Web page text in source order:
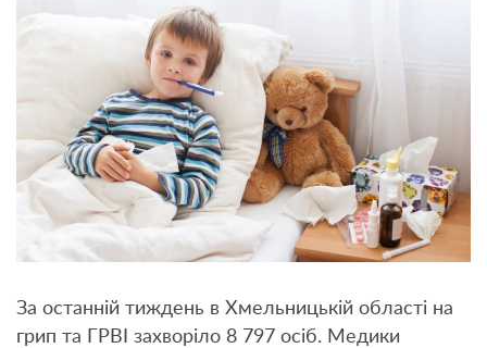
За останній тиждень в Хмельницькій області на
грип та ГРВІ захворіло 8 797 осіб. Медики